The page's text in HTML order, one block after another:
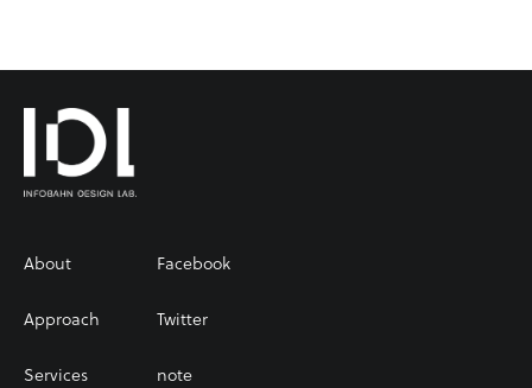
About
Approach
Services
Facebook
Twitter
note